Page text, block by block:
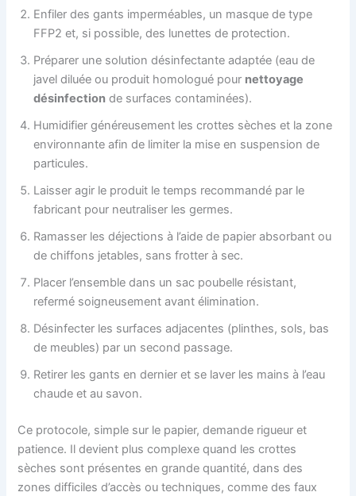
Enfiler des gants imperméables, un masque de type
FFP2 et, si possible, des lunettes de protection.
Préparer une solution désinfectante adaptée (eau de
javel diluée ou produit homologué pour nettoyage
désinfection de surfaces contaminées).
Humidifier généreusement les crottes sèches et la zone
environnante afin de limiter la mise en suspension de
particules.
Laisser agir le produit le temps recommandé par le
fabricant pour neutraliser les germes.
Ramasser les déjections à l’aide de papier absorbant ou
de chiffons jetables, sans frotter à sec.
Placer l’ensemble dans un sac poubelle résistant,
refermé soigneusement avant élimination.
Désinfecter les surfaces adjacentes (plinthes, sols, bas
de meubles) par un second passage.
Retirer les gants en dernier et se laver les mains à l’eau
chaude et au savon.
Ce protocole, simple sur le papier, demande rigueur et
patience. Il devient plus complexe quand les crottes
sèches sont présentes en grande quantité, dans des
zones difficiles d’accès ou techniques, comme des faux